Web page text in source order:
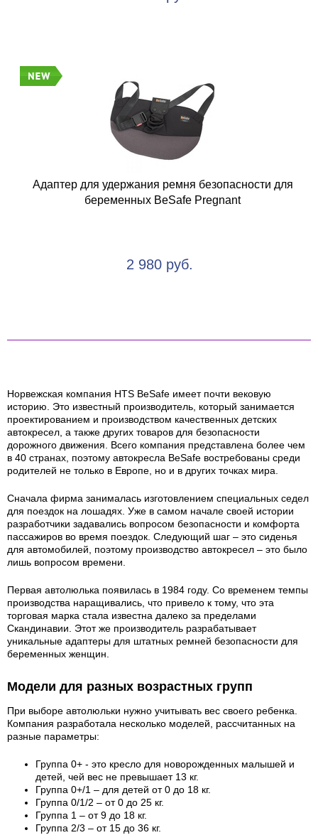
Адаптер для удержания ремня безопасности для
беременных BeSafe Pregnant
2 980 руб.
Норвежская компания HTS BeSafe имеет почти вековую
историю. Это известный производитель, который занимается
проектированием и производством качественных детских
автокресел, а также других товаров для безопасности
дорожного движения. Всего компания представлена более чем
в 40 странах, поэтому автокресла BeSafe востребованы среди
родителей не только в Европе, но и в других точках мира.
Сначала фирма занималась изготовлением специальных седел
для поездок на лошадях. Уже в самом начале своей истории
разработчики задавались вопросом безопасности и комфорта
пассажиров во время поездок. Следующий шаг – это сиденья
для автомобилей, поэтому производство автокресел – это было
лишь вопросом времени.
Первая автолюлька появилась в 1984 году. Со временем темпы
производства наращивались, что привело к тому, что эта
торговая марка стала известна далеко за пределами
Скандинавии. Этот же производитель разрабатывает
уникальные адаптеры для штатных ремней безопасности для
беременных женщин.
Модели для разных возрастных групп
При выборе автолюльки нужно учитывать вес своего ребенка.
Компания разработала несколько моделей, рассчитанных на
разные параметры:
Группа 0+ - это кресло для новорожденных малышей и
детей, чей вес не превышает 13 кг.
Группа 0+/1 – для детей от 0 до 18 кг.
Группа 0/1/2 – от 0 до 25 кг.
Группа 1 – от 9 до 18 кг.
Группа 2/3 – от 15 до 36 кг.